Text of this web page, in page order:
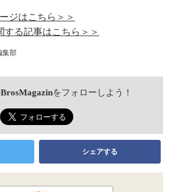
ジはこちら＞＞
する記事はこちら＞＞
集部
をフォローしよう！
シェアする